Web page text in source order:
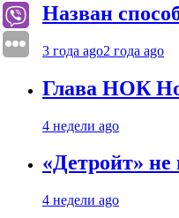
Назван
3 года ago2 года ago
Глава НОК
4 недели ago
«Детройт»
4 недели ago